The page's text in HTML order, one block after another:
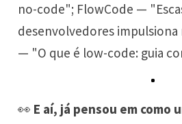
no-code"; FlowCode —
desenvolvedores
— "O que é low-code: guia
👀 E aí, já pensou em como